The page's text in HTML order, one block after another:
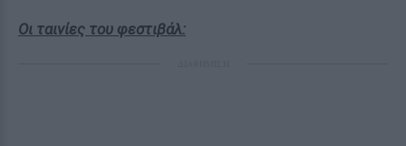
Οι ταινίες του φεστιβάλ: